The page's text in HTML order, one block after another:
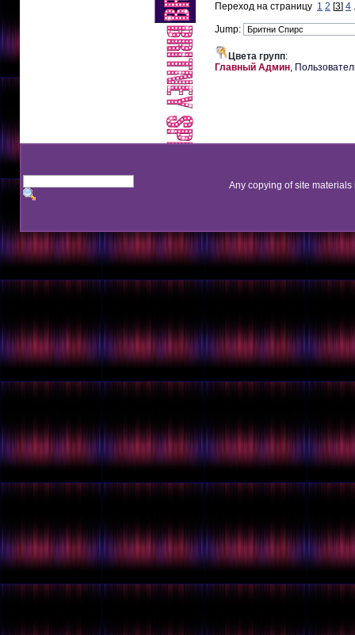
Переход на страницу 1 2 [3] 4
Jump:
Цвета групп:
Главный Админ,
Any copying of site